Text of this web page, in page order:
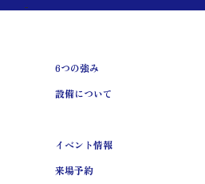
6つの強み
設備について
イベント情報
来場予約